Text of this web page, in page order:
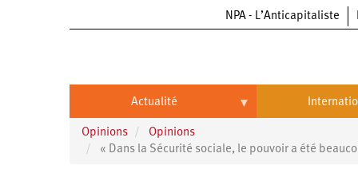
NPA - L’Anticapitaliste
Actualité
Actualité
Opinions
Opinions
« Dans la Sécurité sociale, le pouvoir a été